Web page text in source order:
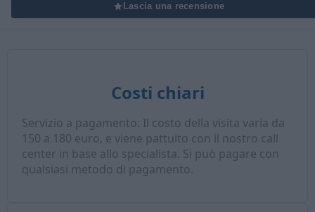
Lascia una recensione
Costi chiari
Servizio a pagamento: Il costo della visita varia da
150 a 180 euro, e viene pattuito con il nostro call
center in base allo specialista. Si può pagare con
qualsiasi metodo di pagamento.